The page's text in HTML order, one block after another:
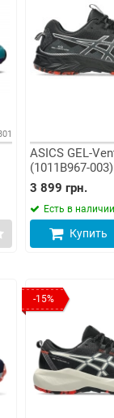
ASICS GEL-
(1011B967-003)
3 899 грн.
Есть в наличии
Купить
-15%